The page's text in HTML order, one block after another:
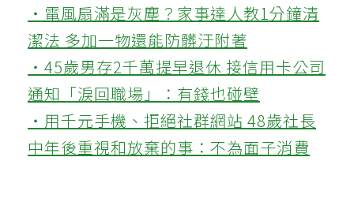
‧電風扇滿是灰塵？家事達人教1分鐘清
潔法 多加一物還能防髒汙附著
‧45歲男存2千萬提早退休 接信用卡公司
通知「淚回職場」：有錢也碰壁
‧用千元手機、拒絕社群網站 48歲社長
中年後重視和放棄的事：不為面子消費